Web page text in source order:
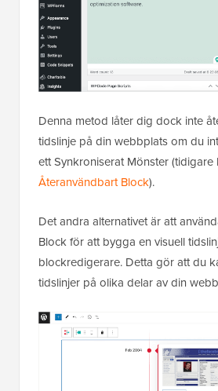
Denna metod låter dig dock inte
tidslinje på din webbplats om du
ett Synkroniserat Mönster (tidigare
Återanvändbart Block).
Det andra alternativet är att
Block för att bygga en visuell
blockredigerare. Detta gör att du
tidslinjer på olika delar av din